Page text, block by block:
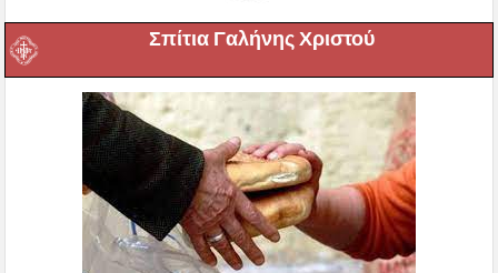
Σπίτια Γαλήνης Χριστού